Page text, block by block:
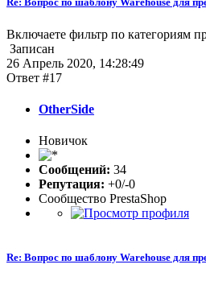
Включаете фильтр по категориям
Записан
26 Апрель 2020, 14:28:49
Ответ #17
OtherSide
Новичок
Сообщений: 34
Репутация: +0/-0
Сообщество PrestaShop
Re: Вопрос по шаблону Warehouse для